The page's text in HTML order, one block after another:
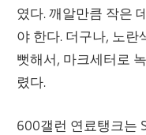
였다. 깨알만큼 작은
야 한다. 더구나, 노란
뻣해서, 마크세터로
렸다.
600갤런 연료탱크는